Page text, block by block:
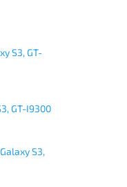
S3, GT-
GT-I9300
S3,